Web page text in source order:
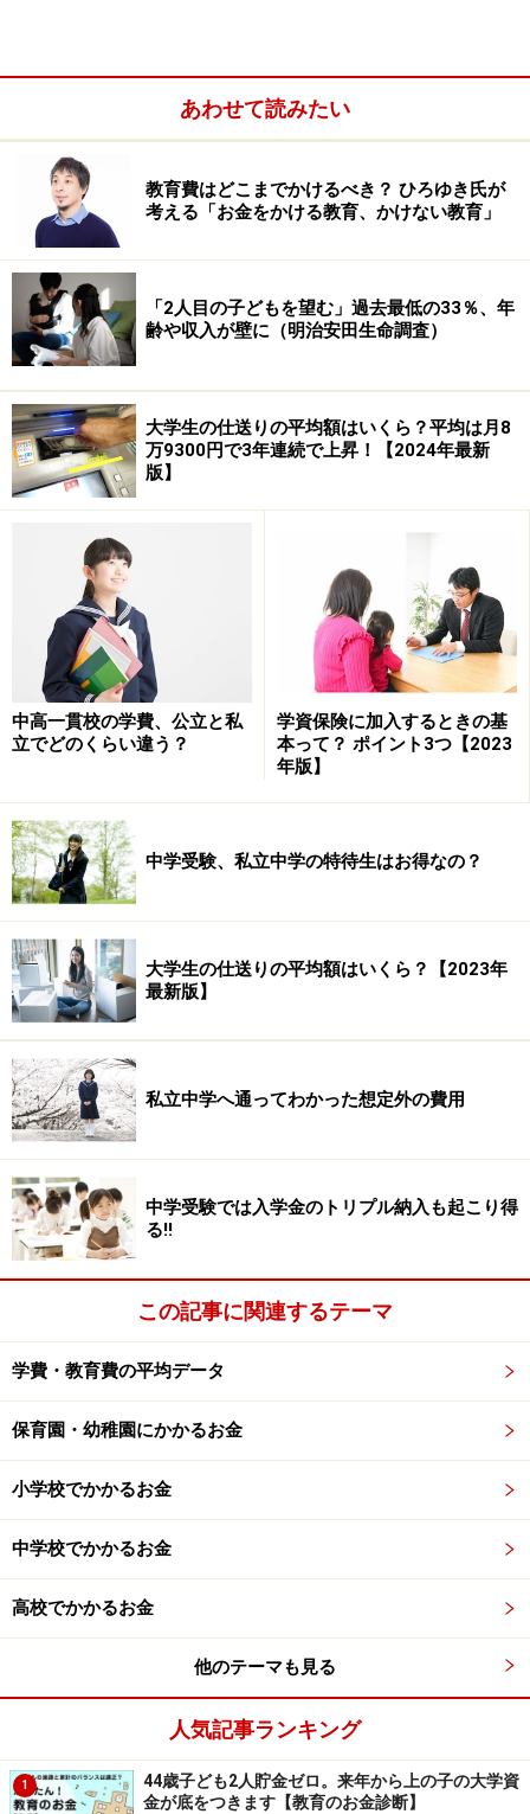
秋入学のメリット・デメリット
「秋入学」に切り替えることのメリットはというと、次
のようなものが挙げられます。
・海外からの留学生の受入れがしやすくなる
・海外への留学生の送り出しもしやすくする
・帰国子女にとっても受験しやすくなる
・留学による留年が就職の弊害になるような事態を解消
できる
・高校卒業からの半年でボランティアや企業などへのイ
ンターンシップ、アルバイト、短期留学など「勉強」で
はないさまざまな体験ができる
・学費不足の学生にとってはアルバイトで補う期間にも
逆に、心配な点としては・・・
・半年間のブランクで学習意欲が下がる学生もいるので
は？
・親にとっては、半年間の「教育費」が増える可能性が
ある。
・自費留学が増えると、さらに教育費負担が増大。
などが挙げられます。
採用はどうなる？
新卒学生に採用などに関しては、グローバル企業ではす
でに、「春採用」とは別に外国人や留学から戻った日本
人学生を「秋採用」を導入していたため大きな支障はな
です。
しかし、制度が標準化するまでの過渡期には、「秋入
りそう。
本記事の内容は一般的な情報提供を目的としており、特定の金融
商品や投資行動を推奨するものではありません。
投資や資産運用に関する最終的なご判断はご自身の責任において
掲載情報の正確性・完全性については十分に配慮しております
が、その内容を保証するものではなく、これに基づく損失・損害
などについて当社は一切の責任を負いません。
最新の情報や詳細については、必ず各金融機関やサービス提供者
の公式情報をご確認ください。
あわせて読みたい
教育費はどこまでかけるべき？ ひろゆき氏が
考える「お金をかける教育、かけない教育」
「2人目の子どもを望む」過去最低の33％、年
齢や収入が壁に（明治安田生命調査）
大学生の仕送りの平均額はいくら？平均は月8
万9300円で3年連続で上昇！【2024年最新
版】
中高一貫校の学費、公立と私
立でどのくらい違う？
学資保険に加入するときの基
本って？ ポイント3つ【2023
年版】
中学受験、私立中学の特待生はお得なの？
大学生の仕送りの平均額はいくら？【2023年
最新版】
私立中学へ通ってわかった想定外の費用
中学受験では入学金のトリプル納入も起こり得
る!!
この記事に関連するテーマ
学費・教育費の平均データ
保育園・幼稚園にかかるお金
小学校でかかるお金
中学校でかかるお金
高校でかかるお金
他のテーマも見る
人気記事ランキング
1
44歳子ども2人貯金ゼロ。来年から上の子の大学資
金が底をつきます【教育のお金診断】